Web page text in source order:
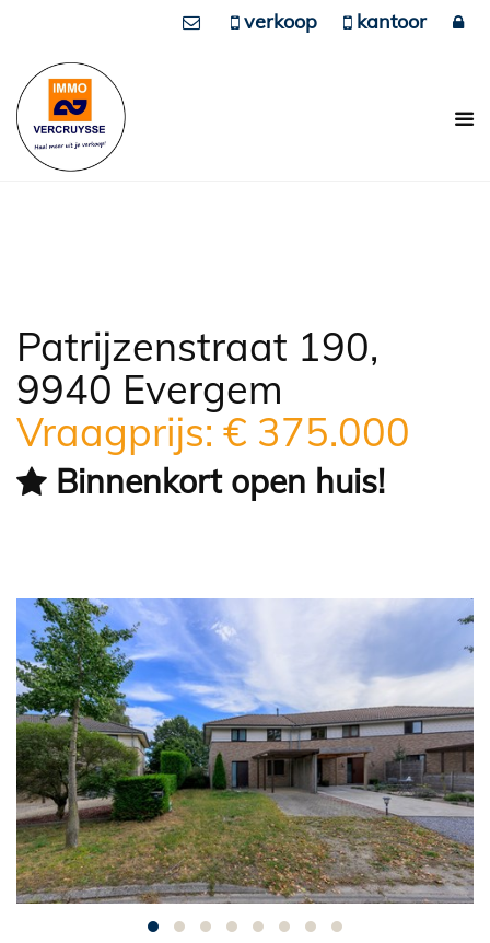
verkoop kantoor
Patrijzenstraat 190,
9940 Evergem
Vraagprijs: € 375.000
Binnenkort open huis!